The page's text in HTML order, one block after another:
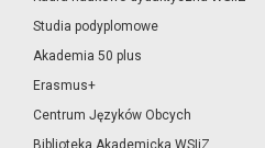
Studia podyplomowe
Akademia 50 plus
Erasmus+
Centrum Języków Obcych